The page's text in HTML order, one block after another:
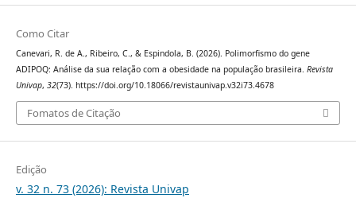
Como Citar
Canevari, R. de A., Ribeiro, C., & Espindola, B. (2026). Polimorfismo do gene
ADIPOQ: Análise da sua relação com a obesidade na população brasileira. Revista
Univap, 32(73). https://doi.org/10.18066/revistaunivap.v32i73.4678
Fomatos de Citação
Edição
v. 32 n. 73 (2026): Revista Univap